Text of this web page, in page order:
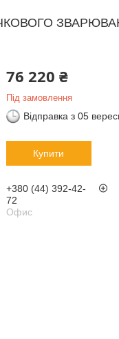
76 220 ₴
Під замовлення
Відправка з 05
Купити
+380 (44) 392-42-
72
Офис